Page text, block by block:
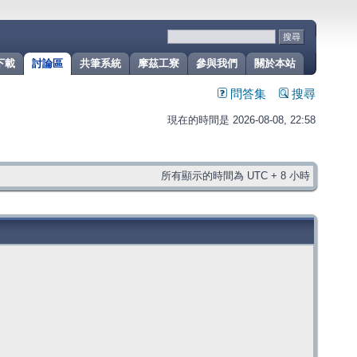
關於本站
參與我們
摩茲工寮
共筆系統
討論區
載
問答集 搜尋
現在的時間是 2026-08-08, 22:58
所有顯示的時間為 UTC + 8 小時